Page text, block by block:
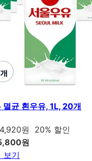
멸균 흰우유, 1L, 20개
원
20% 할인
원
보기